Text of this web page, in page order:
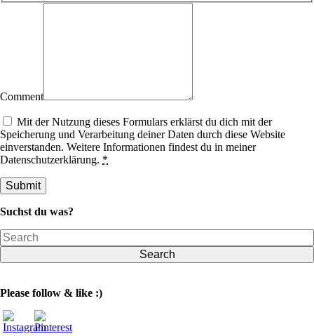
Comment
Mit der Nutzung dieses Formulars erklärst du dich mit der
Speicherung und Verarbeitung deiner Daten durch diese Website
einverstanden. Weitere Informationen findest du in meiner
Datenschutzerklärung. *
Suchst du was?
Search
Please follow & like :)